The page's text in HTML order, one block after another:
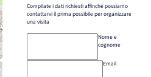
Compilate i dati richiesti affinché possiamo
contattarvi il prima possibile per organizzare
una visita
Nome e
cognome
Email